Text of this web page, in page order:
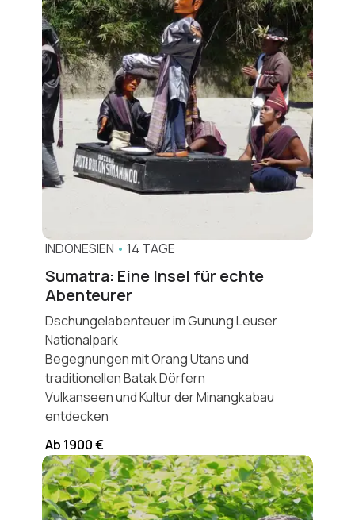
INDONESIEN • 14 TAGE
Sumatra: Eine Insel für echte
Abenteurer
Dschungelabenteuer im Gunung Leuser
Nationalpark
Begegnungen mit Orang Utans und
traditionellen Batak Dörfern
Vulkanseen und Kultur der Minangkabau
entdecken
Ab 1900 €